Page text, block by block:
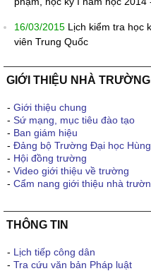
16/03/2015 Lịch kiểm tra học
viên Trung Quốc
GIỚI THIỆU NHÀ TRƯỜNG
- Giới thiệu chung
- Sứ mạng, mục tiêu đào tạo
- Ban giám hiệu
- Đảng bộ Trường Đại học
- Hội đồng trường
- Video giới thiệu về trường
- Cẩm nang giới thiệu nhà
THÔNG TIN
- Lịch tiếp công dân
- Tra cứu văn bản Pháp luật